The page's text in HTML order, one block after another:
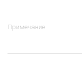
Примечание